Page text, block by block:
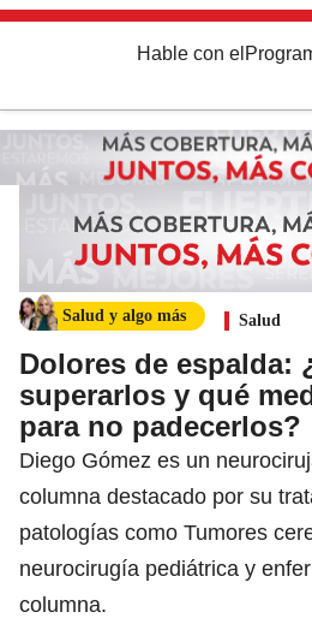
Hable con el
Salud y algo más Salud
Dolores de espalda:
superarlos y qué
para no padecerlos?
Diego Gómez es un
columna destacado por su
patologías como Tumores
neurocirugía pediátrica y
columna.